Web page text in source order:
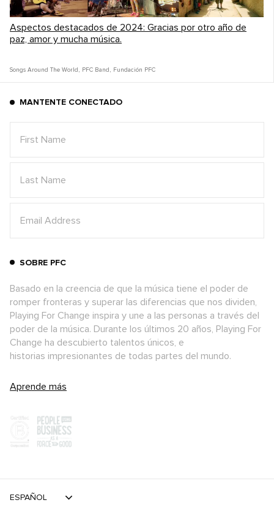
Aspectos destacados de 2024: Gracias por otro año de
paz, amor y mucha música.
Songs Around The World , PFC Band , Fundación PFC
MANTENTE CONECTADO
SOBRE PFC
Basado en la creencia de que la música tiene el poder de
romper fronteras y superar las diferencias que nos dividen,
Playing For Change inspira y une a las personas a través del
poder de la música. Durante los últimos 20 años, Playing For
Change ha descubierto talentos únicos, e
historias impresionantes de todas partes del mundo.
Aprende más
ESPAÑOL